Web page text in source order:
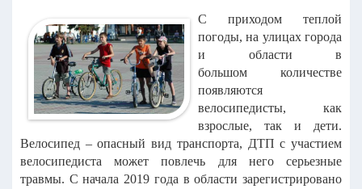
С приходом теплой
погоды, на улицах города
и области в
большом количестве
появляются
велосипедисты, как
взрослые, так и дети.
Велосипед –опасный вид транспорта, ДТП с участием
велосипедиста может повлечь для него серьезные
травмы. С начала 2019 года в области зарегистрировано